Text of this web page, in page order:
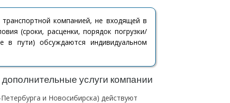
компанией, не входящей в
(сроки, расценки, порядок погрузки/
в пути) обсуждаются индивидуальном
услуги компании
и Новосибирска) действуют